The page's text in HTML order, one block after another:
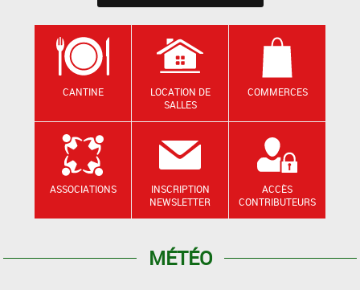
CANTINE
LOCATION DE
SALLES
COMMERCES
ASSOCIATIONS
INSCRIPTION
NEWSLETTER
ACCÈS
CONTRIBUTEURS
MÉTÉO